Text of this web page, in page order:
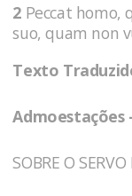
2 Peccat homo,
suo, quam non
Texto
Admoestações
SOBRE O